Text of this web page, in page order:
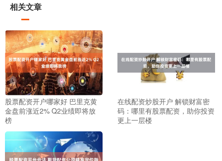
相关文章
股票配资开户哪家好 巴里克黄
金盘前涨近2% Q2业绩即将放
榜
在线配资炒股开户 解锁财富密
码：哪里有股票配资，助你投资
更上一层楼